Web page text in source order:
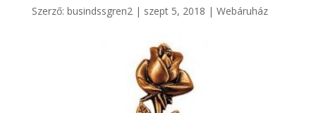
Szerző: busindssgren2| szept 5, 2018 | Webáruház